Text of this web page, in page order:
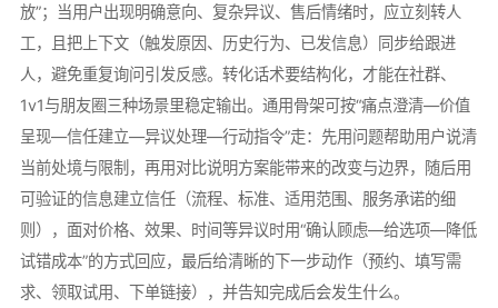
放”；当用户出现明确意向、复杂异议、售后情绪时，应立刻转人
工，且把上下文（触发原因、历史行为、已发信息）同步给跟进
人，避免重复询问引发反感。转化话术要结构化，才能在社群、
1v1与朋友圈三种场景里稳定输出。通用骨架可按“痛点澄清—价值
呈现—信任建立—异议处理—行动指令”走：先用问题帮助用户说清
当前处境与限制，再用对比说明方案能带来的改变与边界，随后用
可验证的信息建立信任（流程、标准、适用范围、服务承诺的细
则），面对价格、效果、时间等异议时用“确认顾虑—给选项—降低
试错成本”的方式回应，最后给清晰的下一步动作（预约、填写需
求、领取试用、下单链接），并告知完成后会发生什么。